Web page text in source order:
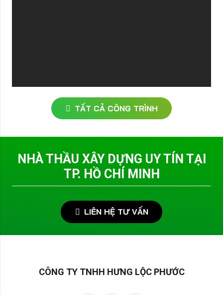
TẤT CẢ CÔNG TRÌNH
NHÀ THẦU XÂY DỰNG UY TÍN TẠI
TP. HỒ CHÍ MINH
LIÊN HỆ TƯ VẤN
CÔNG TY TNHH HƯNG LỘC PHƯỚC